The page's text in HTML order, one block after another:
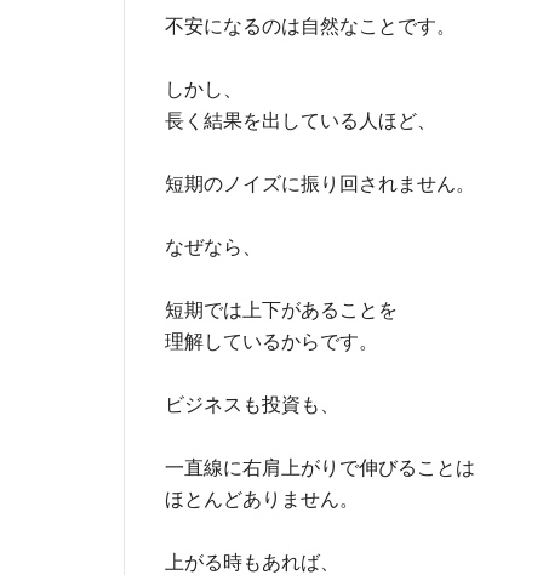
不安になるのは自然なことです。
しかし、
長く結果を出している人ほど、
短期のノイズに振り回されません。
なぜなら、
短期では上下があることを
理解しているからです。
ビジネスも投資も、
一直線に右肩上がりで伸びることは
ほとんどありません。
上がる時もあれば、